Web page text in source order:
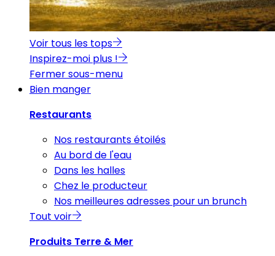
Voir tous les tops
Inspirez-moi plus !
Fermer sous-menu
Bien manger
Restaurants
Nos restaurants étoilés
Au bord de l'eau
Dans les halles
Chez le producteur
Nos meilleures adresses pour un brunch
Tout voir
Produits Terre & Mer